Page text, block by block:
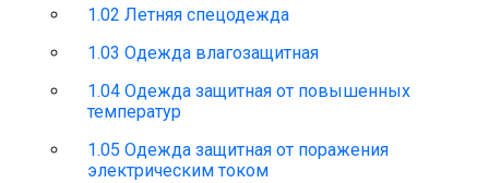
1.02 Летняя спецодежда
1.03 Одежда влагозащитная
1.04 Одежда защитная от повышенных
температур
1.05 Одежда защитная от поражения
электрическим током